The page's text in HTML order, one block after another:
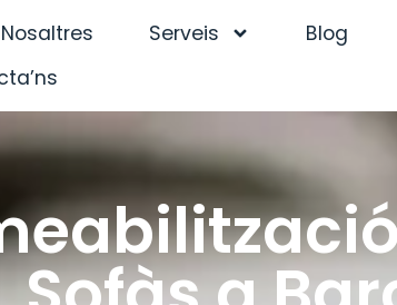
Nosaltres Serveis
Blog